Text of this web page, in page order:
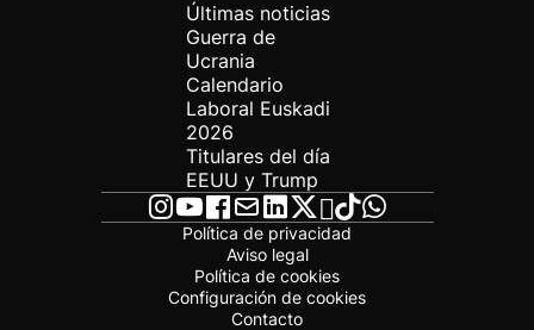
Últimas noticias
Guerra de
Ucrania
Calendario
Laboral Euskadi
2026
Titulares del día
EEUU y Trump
Política de privacidad
Aviso legal
Política de cookies
Configuración de cookies
Contacto